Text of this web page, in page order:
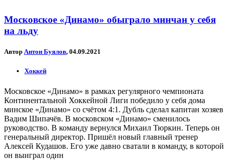
Московское «Динамо» обыграло минчан у себя
на льду
Автор Антон Буялов, 04.09.2021
Хоккей
Московское «Динамо» в рамках регулярного чемпионата
Континентальной Хоккейной Лиги победило у себя дома
минское «Динамо» со счётом 4:1. Дубль сделал капитан хозяев
Вадим Шипачёв. В московском «Динамо» сменилось
руководство. В команду вернулся Михаил Тюркин. Теперь он
генеральный директор. Пришёл новый главный тренер
Алексей Кудашов. Его уже давно сватали в команду, в которой
он выиграл один